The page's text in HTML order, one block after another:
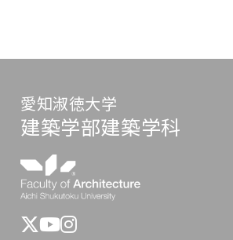
愛知淑徳大学
建築学部建築学科